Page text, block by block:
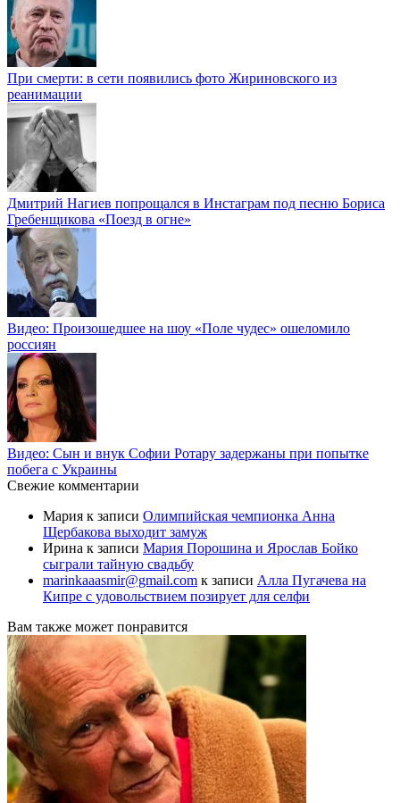
При смерти: в сети появились фото Жириновского из
реанимации
Дмитрий Нагиев попрощался в Инстаграм под песню Бориса
Гребенщикова «Поезд в огне»
Видео: Произошедшее на шоу «Поле чудес» ошеломило
россиян
Видео: Сын и внук Софии Ротару задержаны при попытке
побега с Украины
Свежие комментарии
Мария к записи Олимпийская чемпионка Анна
Щербакова выходит замуж
Ирина к записи Мария Порошина и Ярослав Бойко
сыграли тайную свадьбу
marinkaaasmir@gmail.com к записи Алла Пугачева на
Кипре с удовольствием позирует для селфи
Вам также может понравится